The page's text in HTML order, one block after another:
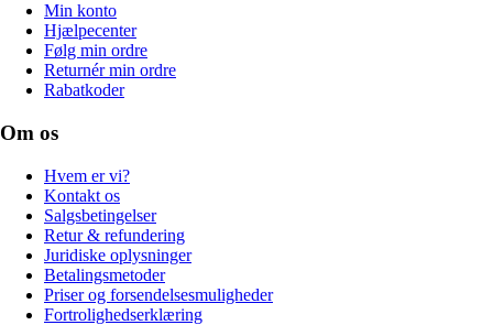
Min konto
Hjælpecenter
Følg min ordre
Returnér min ordre
Rabatkoder
Om os
Hvem er vi?
Kontakt os
Salgsbetingelser
Retur & refundering
Juridiske oplysninger
Betalingsmetoder
Priser og forsendelsesmuligheder
Fortrolighedserklæring